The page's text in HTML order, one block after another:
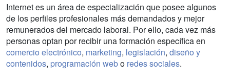
Internet es un área de especialización que posee algunos
de los perfiles profesionales más demandados y mejor
remunerados del mercado laboral. Por ello, cada vez más
personas optan por recibir una formación específica en
comercio electrónico, marketing, legislación, diseño y
contenidos, programación webo redes sociales.